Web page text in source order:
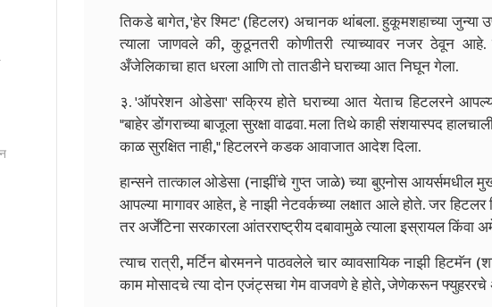
तिकडे बागेत, 'हेर श्मिट' (हिटलर) अचानक थांबला. हुकूमशहाच्या जुन्या
त्याला जाणवले की, कुठूनतरी कोणीतरी त्याच्यावर नजर ठेवून
अँजेलिकाचा हात धरला आणि तो तातडीने घराच्या आत निघून गेला.
३. 'ऑपरेशन ओडेसा' सक्रिय होते घराच्या आत येताच हिटलरने आपल्या
"बाहेर डोंगराच्या बाजूला सुरक्षा वाढवा. मला तिथे काही संशयास्पद
काळ सुरक्षित नाही," हिटलरने कडक आवाजात आदेश दिला.
हान्सने तात्काल ओडेसा (नाझींचे गुप्त जाळे) च्या बुएनोस आयर्समधील
आपल्या मागावर आहेत, हे नाझी नेटवर्कच्या लक्षात आले होते. जर
तर अर्जेंटिना सरकारला आंतरराष्ट्रीय दबावामुळे त्याला इस्रायल
त्याच रात्री, मर्टिन बोरमनने पाठवलेले चार व्यावसायिक नाझी हिटमॅन
काम मोसादचे त्या दोन एजंट्सचा गेम वाजवणे हे होते, जेणेकरून फ्युहररचे